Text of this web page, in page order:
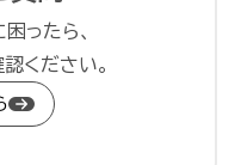
ったら、
ください。